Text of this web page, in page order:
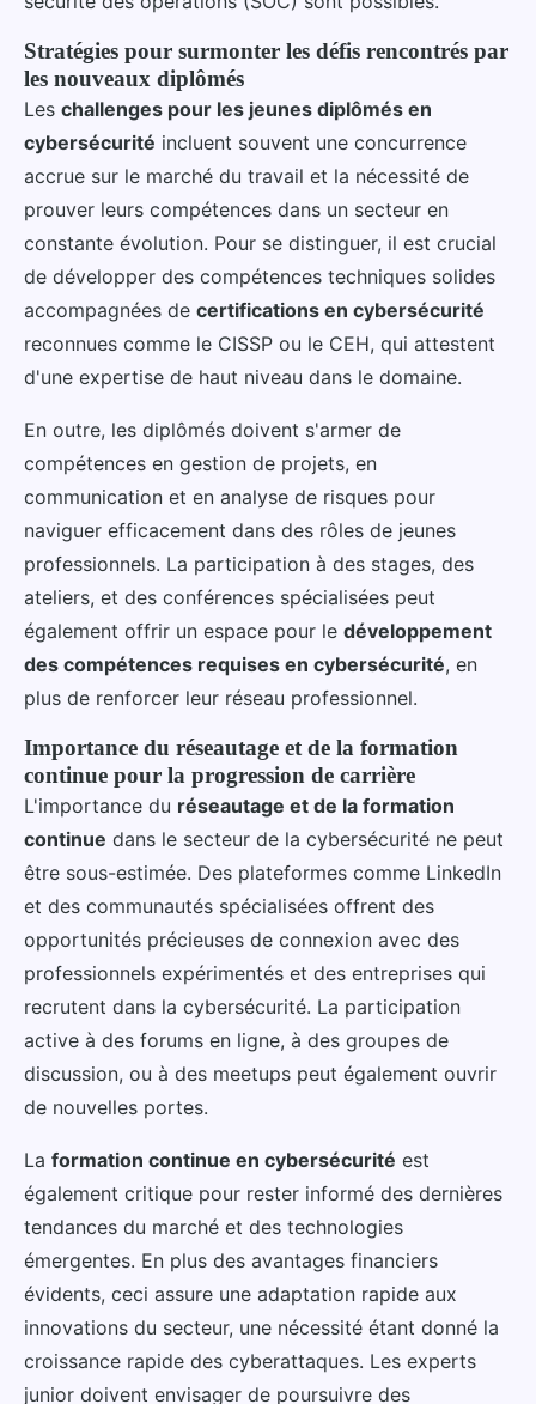
Stratégies pour surmonter les défis rencontrés par
les nouveaux diplômés
Les challenges pour les jeunes diplômés en
cybersécurité incluent souvent une concurrence
accrue sur le marché du travail et la nécessité de
prouver leurs compétences dans un secteur en
constante évolution. Pour se distinguer, il est crucial
de développer des compétences techniques solides
accompagnées de certifications en cybersécurité
reconnues comme le CISSP ou le CEH, qui attestent
d'une expertise de haut niveau dans le domaine.
En outre, les diplômés doivent s'armer de
compétences en gestion de projets, en
communication et en analyse de risques pour
naviguer efficacement dans des rôles de jeunes
professionnels. La participation à des stages, des
ateliers, et des conférences spécialisées peut
également offrir un espace pour le développement
des compétences requises en cybersécurité, en
plus de renforcer leur réseau professionnel.
Importance du réseautage et de la formation
continue pour la progression de carrière
L'importance du réseautage et de la formation
continue dans le secteur de la cybersécurité ne peut
être sous-estimée. Des plateformes comme LinkedIn
et des communautés spécialisées offrent des
opportunités précieuses de connexion avec des
professionnels expérimentés et des entreprises qui
recrutent dans la cybersécurité. La participation
active à des forums en ligne, à des groupes de
discussion, ou à des meetups peut également ouvrir
de nouvelles portes.
La formation continue en cybersécurité est
également critique pour rester informé des dernières
tendances du marché et des technologies
émergentes. En plus des avantages financiers
évidents, ceci assure une adaptation rapide aux
innovations du secteur, une nécessité étant donné la
croissance rapide des cyberattaques. Les experts
junior doivent envisager de poursuivre des